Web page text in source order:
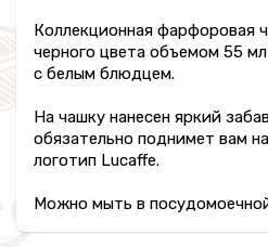
Коллекционная фарфоровая
черного цвета объемом 55
с белым блюдцем.
На чашку нанесен яркий
обязательно поднимет вам
логотип Lucaffe.
Можно мыть в